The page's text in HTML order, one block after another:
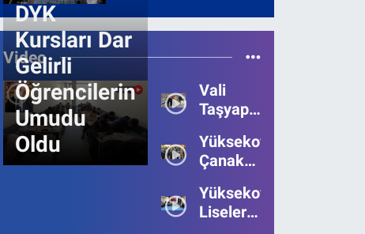
Video
DYK
Kursları Dar
Gelirli
Öğrencilerin
Umudu
Oldu
Vali
Taşyapan,
Bölgesinde
İncelemelerde
Bulundu
Yüksekova’da
Çanakkale
111.Yılı
Kutlandı
Yüksekova’da
Liseler